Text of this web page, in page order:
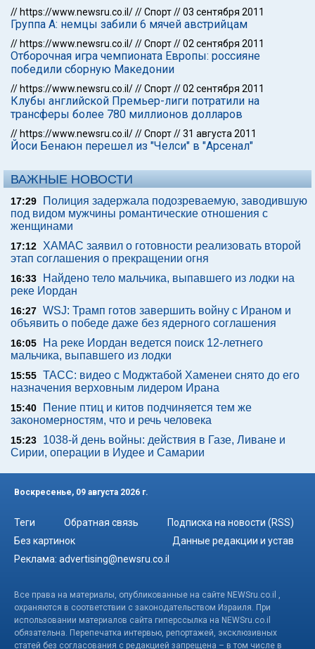
// https://www.newsru.co.il///Спорт//03 сентября 2011
Группа А: немцы забили 6 мячей австрийцам
// https://www.newsru.co.il///Спорт//02 сентября 2011
Отборочная игра чемпионата Европы: россияне
победили сборную Македонии
// https://www.newsru.co.il///Спорт//02 сентября 2011
Клубы английской Премьер-лиги потратили на
трансферы более 780 миллионов долларов
// https://www.newsru.co.il///Спорт//31 августа 2011
Йоси Бенаюн перешел из "Челси" в "Арсенал"
ВАЖНЫЕ НОВОСТИ
17:29
Полиция задержала подозреваемую, заводившую
под видом мужчины романтические отношения с
женщинами
17:12
ХАМАС заявил о готовности реализовать второй
этап соглашения о прекращении огня
16:33
Найдено тело мальчика, выпавшего из лодки на
реке Иордан
16:27 WSJ: Трамп готов завершить войну с Ираном и
объявить о победе даже без ядерного соглашения
16:05
На реке Иордан ведется поиск 12-летнего
мальчика, выпавшего из лодки
15:55 ТАСС: видео с Моджтабой Хаменеи снято до его
назначения верховным лидером Ирана
15:40
Пение птиц и китов подчиняется тем же
закономерностям, что и речь человека
15:23
1038-й день войны: действия в Газе, Ливане и
Сирии, операции в Иудее и Самарии
Воскресенье, 09 августа 2026 г.
Теги Обратная связь
Подписка на новости (RSS)
Без картинок
Данные редакции и устав
Реклама: advertising@newsru.co.il
Все права на материалы, опубликованные на сайте NEWSru.co.il ,
охраняются в соответствии с законодательством Израиля. При
использовании материалов сайта гиперссылка на NEWSru.co.il
обязательна. Перепечатка интервью, репортажей, эксклюзивных
статей без согласования с редакцией запрещена – в том числе в